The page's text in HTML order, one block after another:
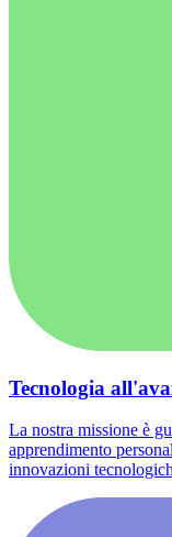
Tecnologia
La nostra missione è
apprendimento
innovazioni